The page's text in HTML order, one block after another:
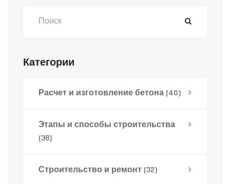
сориентироваться тем, кто собирается
Категории
Расчет и изготовление бетона (40)
Этапы и способы строительства
(38)
Строительство и ремонт (32)